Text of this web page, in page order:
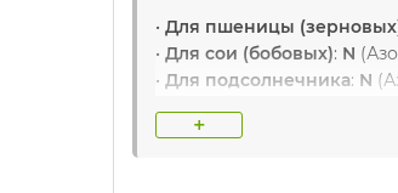
• Для пшеницы
• Для сои (бобовых): N
• Для подсолнечника: N
•Для кукурузы
•Для рапса
+